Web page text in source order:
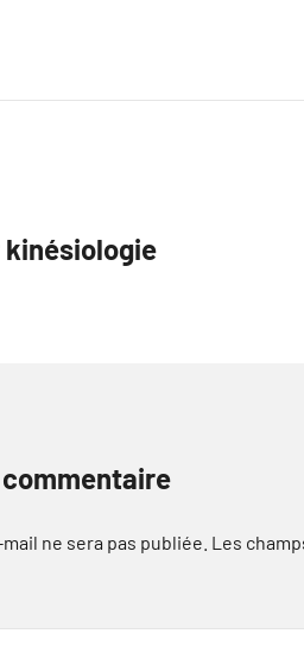
ne sera pas publiée. Les